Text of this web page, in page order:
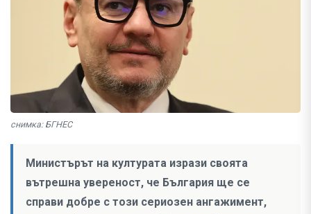
снимка: БГНЕС
Министърът на културата изрази своята
вътрешна увереност, че България ще се
справи добре с този сериозен ангажимент,